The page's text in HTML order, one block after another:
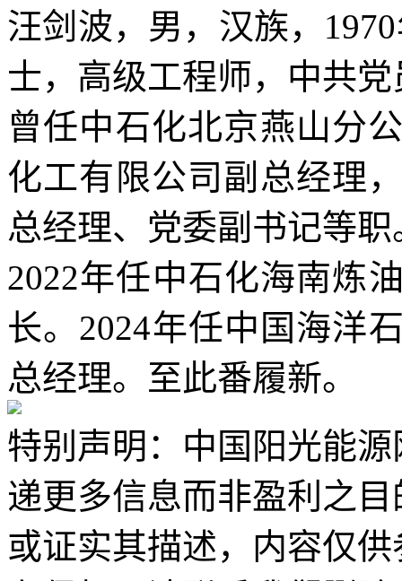
汪剑波，男，汉族，
士，高级工程师，中共党
曾任中石化北京燕山分
化工有限公司副总经理
总经理、党委副书记等职
2022年任中石化海南炼
长。2024年任中国海洋
总经理。至此番履新。
特别声明：中国阳光能
递更多信息而非盈利之
或证实其描述，内容仅